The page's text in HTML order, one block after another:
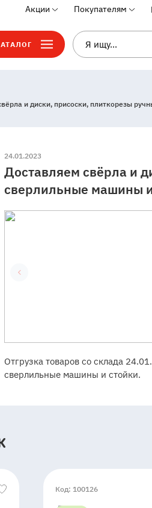
Акции Покупателям
и диски, присоски, плиткорезы
24.01.2023
Доставляем свёрла и
сверлильные машины
Отгрузка товаров со склада
сверлильные машины и стойки.
Код: 100126